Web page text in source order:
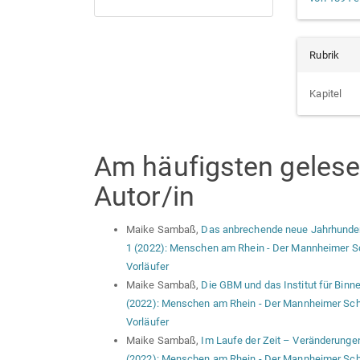
Rubrik
Kapitel
Am häufigsten
Autor/in
Maike Sambaß, Das anbrechende neue
1 (2022): Menschen am Rhein - Der Mannheimer
Vorläufer
Maike Sambaß, Die GBM und das Institut für
(2022): Menschen am Rhein - Der Mannheimer
Vorläufer
Maike Sambaß, Im Laufe der Zeit –